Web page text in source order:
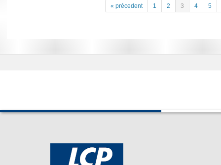
« précedent 1 2 3 4 5